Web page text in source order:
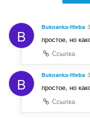
B Buknanka-Hleba
простое, но
Ссылка
B Buknanka-Hleba
простое, но
Ссылка